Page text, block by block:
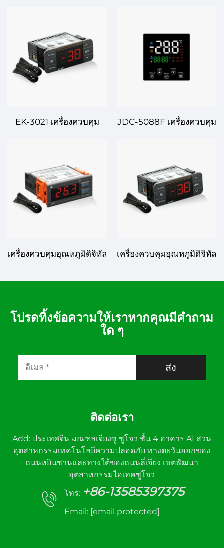
EK-3021 เครื่องควบคุม
ความหลากหลายสำหรับ
การจัดการอุณหภูมิขั้นสูง
JDC-5088F เครื่องควบคุม
การใช้งานในอุตสาหกรรม
และพาณิชย์ที่น่าเชื่อถือ
เครื่องควบคุมอุณหภูมิดิจิทัล
และความหลากหลาย
อย่างมีประสิทธิภาพ
เครื่องควบคุมอุณหภูมิดิจิทัล
ปลายนิ้วของคุณ
โปรดทิ้งข้อความให้เราหากคุณมีคำถาม
ใด ๆ
ส่ง
ติดต่อเรา
Add: ประเทศจีน มณฑลเจียงซู ซูโจว ชั้น 4 อาคาร A1 สวน
อุตสาหกรรมเทคโนโลยีความปลอดภัย ทางตะวันออกของ
ถนนหยินซานและทางใต้ของถนนลี่เจียง เขตพัฒนา
อุตสาหกรรมไฮเทคซูโจว
โทร: +86-13585397375
Email: [email protected]